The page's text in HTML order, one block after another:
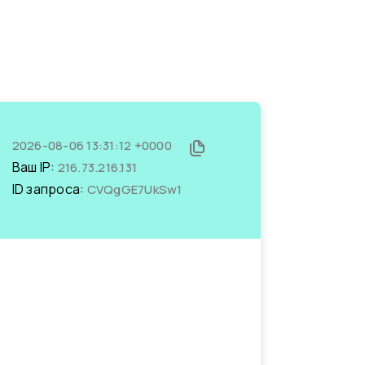
2026-08-06 13:31:12 +0000
Ваш IP: 216.73.216.131
ID запроса: CVQgGE7UkSw1